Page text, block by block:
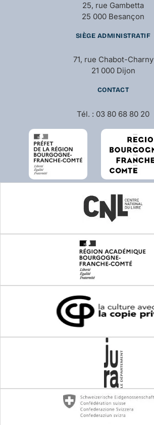
25, rue Gambetta
25 000 Besançon
SIÈGE ADMINISTRATIF
71, rue Chabot-Charny
21 000 Dijon
CONTACT
Tél. : 03 80 68 80 20